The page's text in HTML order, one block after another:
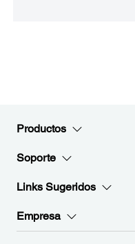
Productos
Soporte
Links Sugeridos
Empresa